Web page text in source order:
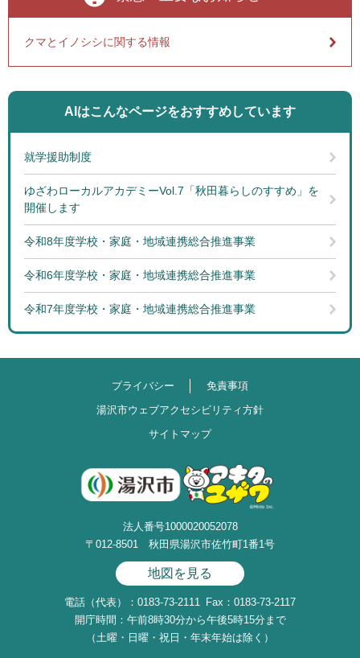
クマとイノシシに関する情報
AIはこんなページをおすすめしています
就学援助制度
ゆざわローカルアカデミーVol.7「秋田暮らしのすすめ」を
開催します
令和8年度学校・家庭・地域連携総合推進事業
令和6年度学校・家庭・地域連携総合推進事業
令和7年度学校・家庭・地域連携総合推進事業
プライバシー
免責事項
湯沢市ウェブアクセシビリティ方針
サイトマップ
法人番号1000020052078
〒012-8501 秋田県湯沢市佐竹町1番1号
地図を見る
電話（代表）：0183-73-2111 Fax：0183-73-2117
開庁時間：午前8時30分から午後5時15分まで
（土曜・日曜・祝日・年末年始は除く）